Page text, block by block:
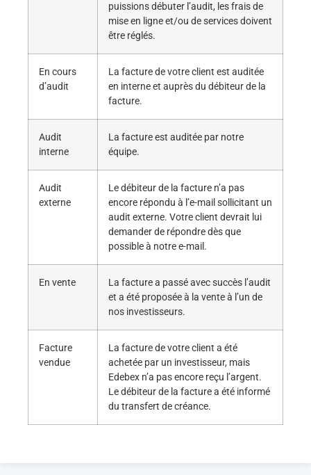
puissions débuter l’audit, les frais de
mise en ligne et/ou de services doivent
être réglés.
En cours
d’audit
La facture de votre client est auditée
en interne et auprès du débiteur de la
facture.
Audit
interne
La facture est auditée par notre
équipe.
Audit
externe
Le débiteur de la facture n’a pas
encore répondu à l’e-mail sollicitant un
audit externe. Votre client devrait lui
demander de répondre dès que
possible à notre e-mail.
En vente
La facture a passé avec succès l’audit
et a été proposée à la vente à l’un de
nos investisseurs.
Facture
vendue
La facture de votre client a été
achetée par un investisseur, mais
Edebex n’a pas encore reçu l’argent.
Le débiteur de la facture a été informé
du transfert de créance.